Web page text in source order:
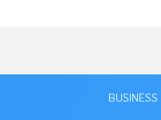
BUSINESS